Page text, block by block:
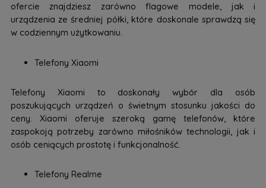
ofercie znajdziesz zarówno flagowe modele, jak i
urządzenia ze średniej półki, które doskonale sprawdzą się
w codziennym użytkowaniu.
Telefony Xiaomi
Telefony Xiaomi to doskonały wybór dla osób
poszukujących urządzeń o świetnym stosunku jakości do
ceny. Xiaomi oferuje szeroką gamę telefonów, które
zaspokoją potrzeby zarówno miłośników technologii, jak i
osób ceniących prostotę i funkcjonalność.
Telefony Realme